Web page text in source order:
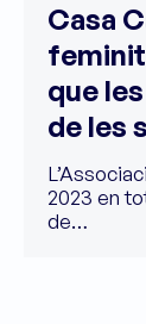
Casa
que
de les
2023 en
de…